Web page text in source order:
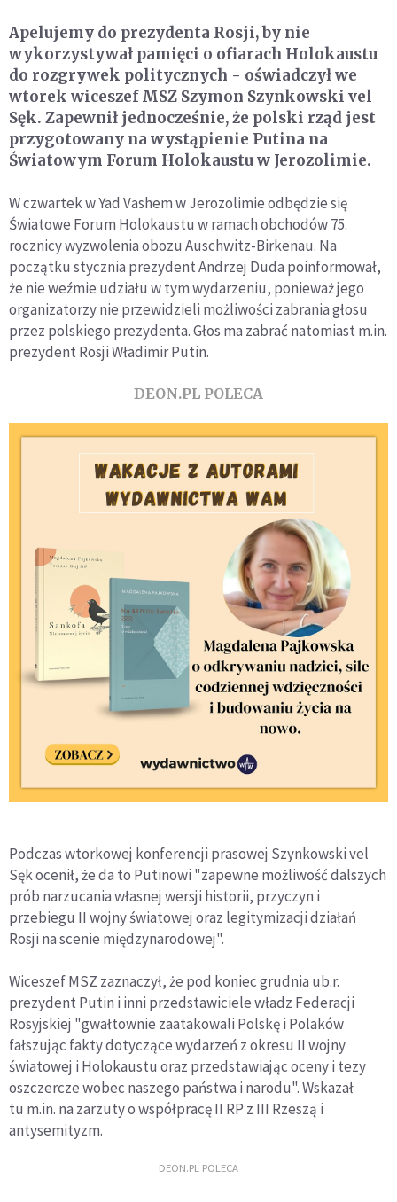
Apelujemy do prezydenta Rosji, by nie
wykorzystywał pamięci o ofiarach Holokaustu
do rozgrywek politycznych - oświadczył we
wtorek wiceszef MSZ Szymon Szynkowski vel
Sęk. Zapewnił jednocześnie, że polski rząd jest
przygotowany na wystąpienie Putina na
Światowym Forum Holokaustu w Jerozolimie.
W czwartek w Yad Vashem w Jerozolimie odbędzie się
Światowe Forum Holokaustu w ramach obchodów 75.
rocznicy wyzwolenia obozu Auschwitz-Birkenau. Na
początku stycznia prezydent Andrzej Duda poinformował,
że nie weźmie udziału w tym wydarzeniu, ponieważ jego
organizatorzy nie przewidzieli możliwości zabrania głosu
przez polskiego prezydenta. Głos ma zabrać natomiast m.in.
prezydent Rosji Władimir Putin.
DEON.PL POLECA
Podczas wtorkowej konferencji prasowej Szynkowski vel
Sęk ocenił, że da to Putinowi "zapewne możliwość dalszych
prób narzucania własnej wersji historii, przyczyn i
przebiegu II wojny światowej oraz legitymizacji działań
Rosji na scenie międzynarodowej".
Wiceszef MSZ zaznaczył, że pod koniec grudnia ub.r.
prezydent Putin i inni przedstawiciele władz Federacji
Rosyjskiej "gwałtownie zaatakowali Polskę i Polaków
fałszując fakty dotyczące wydarzeń z okresu II wojny
światowej i Holokaustu oraz przedstawiając oceny i tezy
oszczercze wobec naszego państwa i narodu". Wskazał
tu m.in. na zarzuty o współpracę II RP z III Rzeszą i
antysemityzm.
DEON.PL POLECA